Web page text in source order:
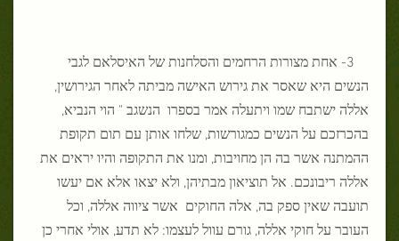
3- אחת מצורות הרחמים והסלחנות של האיסלאם לגבי
הנשים היא שאסר את גירוש האישה מביתה לאחר הגירושין,
אללה ישתבח שמו ויתעלה אמר בספרו הנשגב " הוי הנביא,
בהכרזכם על הנשים כמגורשות, שלחו אותן עם תום תקופת
ההמתנה אשר בה הן מחויבות, ומנו את התקופה והיו יראים את
אללה ריבונכם. אל תוציאון מבתיהן, ולא יצאו אלא אם יעשו
תועבה שאין ספק בה, אלה החוקים אשר ציווה אללה, וכל
העובר על חוקי אללה, גורם עוול לעצמו: לא תדע, אולי אחרי כן